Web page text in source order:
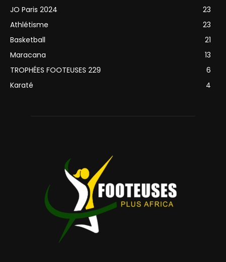
JO Paris 2024
23
Athlétisme
23
Basketball
21
Maracana
13
TROPHÉES FOOTEUSES 229
6
Karaté
4